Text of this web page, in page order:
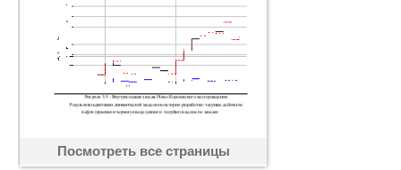
Посмотреть все страницы